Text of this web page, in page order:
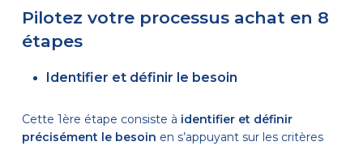
Pilotez votre processus achat en 8
étapes
Identifier et définir le besoin
Cette 1ère étape consiste à identifier et définir
précisément le besoin en s’appuyant sur les critères